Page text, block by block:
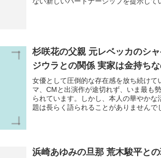
杉咲花の父親 元レベッカのシャケ
ジウラとの関係 実家は金持ち
女優として圧倒的な存在感を放ち続けて
マ、CMと出演作が途切れず、いま最も
られています。しかし、本人の華やか
題は長らく語られることがありませんで
浜崎あゆみの旦那 荒木駿平との現在の